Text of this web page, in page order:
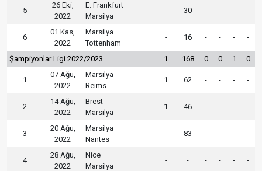
5
26 Eki,
2022
E. Frankfurt
Marsilya
- 30 - - - -
6
01 Kas,
2022
Marsilya
Tottenham
- 16 - - - -
Şampiyonlar Ligi 2022/2023 1 168 0 0 1 0
1
07 Ağu,
2022
Marsilya
Reims
1 62 - - - -
2
14 Ağu,
2022
Brest
Marsilya
1 46 - - - -
3
20 Ağu,
2022
Marsilya
Nantes
- 83 - - - -
4
28 Ağu,
2022
Nice
Marsilya
- - - - - -